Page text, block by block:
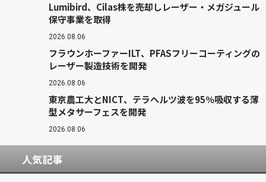
Lumibird、Cilas株を売却しレーザー・メガジュール
保守事業を取得
2026.08.06
フラウンホーファーILT、PFASフリーコーティングの
レーザー製造技術を開発
2026.08.06
東京農工大とNICT、テラヘルツ波を95％吸収する薄
型メタサーフェスを開発
2026.08.06
人気記事